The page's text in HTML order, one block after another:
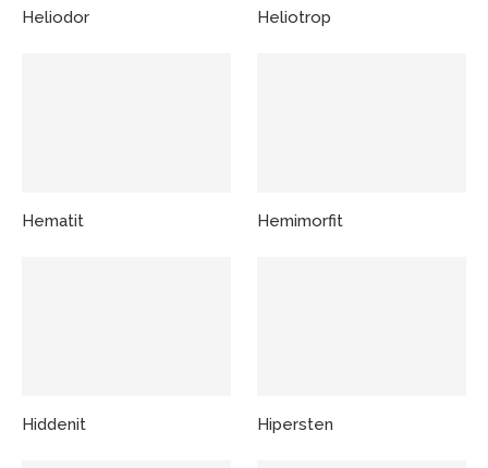
Heliodor Heliotrop
Hematit Hemimorfit
Hiddenit Hipersten